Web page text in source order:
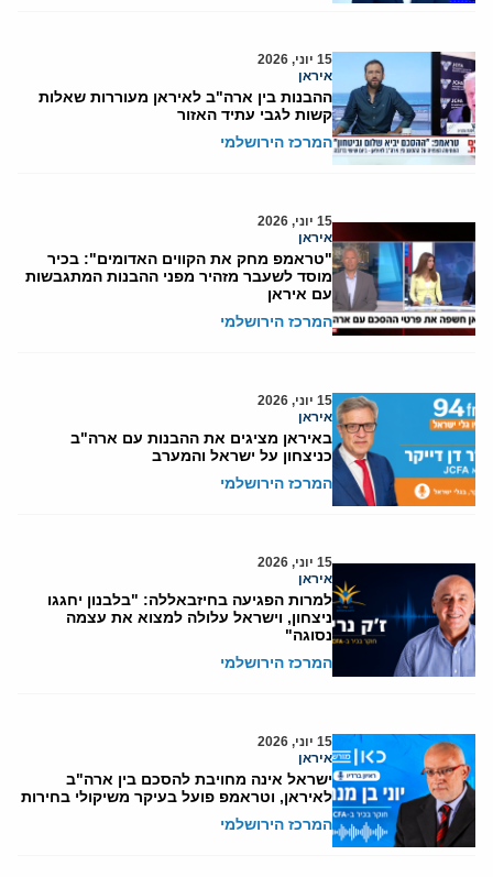
15 יוני, 2026
איראן
ההבנות בין ארה"ב לאיראן מעוררות שאלות
קשות לגבי עתיד האזור
המרכז הירושלמי
15 יוני, 2026
איראן
"טראמפ מחק את הקווים האדומים": בכיר
מוסד לשעבר מזהיר מפני ההבנות המתגבשות
עם איראן
המרכז הירושלמי
15 יוני, 2026
איראן
באיראן מציגים את ההבנות עם ארה"ב
כניצחון על ישראל והמערב
המרכז הירושלמי
15 יוני, 2026
איראן
למרות הפגיעה בחיזבאללה: "בלבנון יחגגו
ניצחון, וישראל עלולה למצוא את עצמה
נסוגה"
המרכז הירושלמי
15 יוני, 2026
איראן
ישראל אינה מחויבת להסכם בין ארה"ב
לאיראן, וטראמפ פועל בעיקר משיקולי בחירות
המרכז הירושלמי